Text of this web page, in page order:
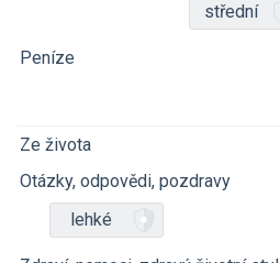
střední
Peníze
Ze života
Otázky, odpovědi, pozdravy
lehké